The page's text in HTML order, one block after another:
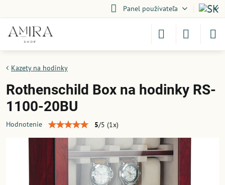
Panel používateľa
Kazety na hodinky
Rothenschild Box na hodinky RS-
1100-20BU
Hodnotenie 5/5 (1x)